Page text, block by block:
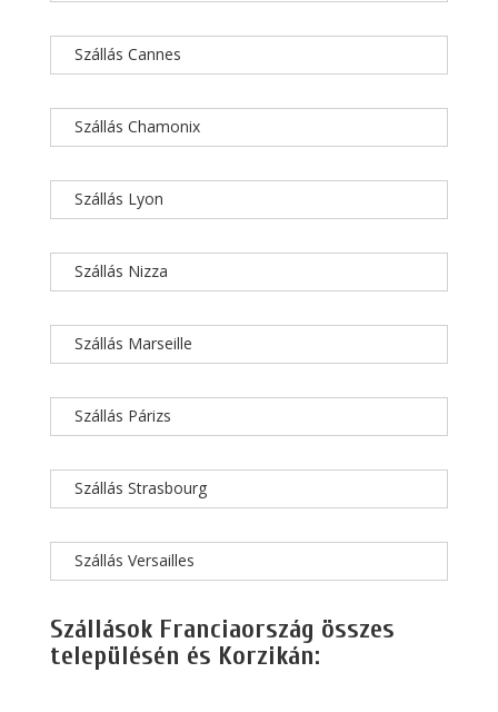
Szállás Cannes
Szállás Chamonix
Szállás Lyon
Szállás Nizza
Szállás Marseille
Szállás Párizs
Szállás Strasbourg
Szállás Versailles
Szállások Franciaország összes
településén és Korzikán: